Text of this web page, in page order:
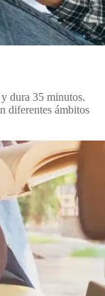
dura 35 minutos.
diferentes ámbitos